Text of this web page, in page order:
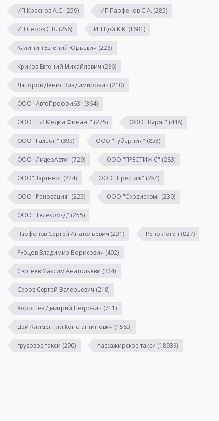
ИП Краснов А.С. (259) ИП Парфенов С.А. (285)
ИП Серов С.В. (256) ИП Цой К.К. (1681)
Калинин Евгений Юрьевич (228)
Криков Евгений Михайлович (286)
Ляпоров Денис Владимирович (210)
ООО "АвтоПроффи63" (364)
ООО " БК Медиа Финанс" (275) ООО "Варяг" (448)
ООО "Галеон" (395) ООО "Губерния" (853)
ООО "ЛидерАвто" (729) ООО "ПРЕСТИЖ-С" (283)
ООО"Партнер" (224) ООО "Престиж" (254)
ООО "Реновация" (225) ООО "Сервиском" (230)
ООО "Телеком-Д" (255)
Парфенов Сергей Анатольевич (231) Рено Логан (827)
Рубцов Владимир Борисович (492)
Сергеев Максим Анатольеви (224)
Серов Сергей Валерьевич (218)
Хорошев Дмитрий Петрович (711)
Цой Климентий Константинович (1563)
грузовое такси (290) пассажирское такси (18939)